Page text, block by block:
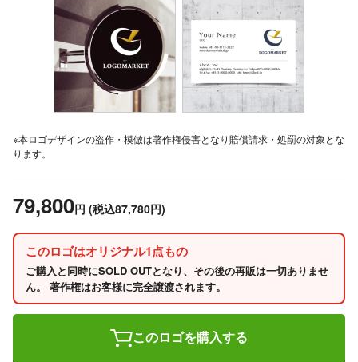
※本ロゴデザインの盗作・模倣は著作権侵害となり賠償請求・処罰の対象とな
ります。
79,800円 (税込87,780円)
このロゴはオリジナル1点もの
ご購入と同時にSOLD OUTとなり、その後の再販は一切ありませ
ん。 著作権はお客様に完全譲渡されます。
このロゴを購入する